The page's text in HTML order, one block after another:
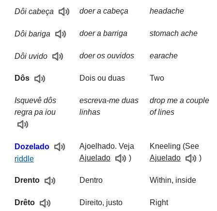
Dôi cabeça doer a cabeça headache
Dôi bariga doer a barriga stomach ache
Dôi uvido doer os ouvidos earache
Dôs Dois ou duas Two
Isquevê dôs
regra pa iou
escreva-me duas
linhas
drop me a couple
of lines
Dozelado
riddle
Ajoelhado. Veja
Ajuelado
)
Kneeling (See
Ajuelado
)
Drento Dentro Within, inside
Drêto Direito, justo Right